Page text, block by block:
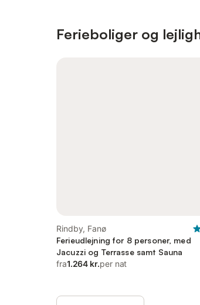
Ferieboliger og
Rindby, Fanø
Ferieudlejning for 8 personer, med
Jacuzzi og Terrasse samt Sauna
fra1.264 kr.per nat